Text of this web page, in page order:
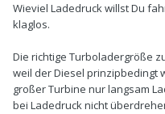
Wieviel Ladedruck willst Du
klaglos.
Die richtige Turboladergröße
weil der Diesel prinzipbedingt
großer Turbine nur langsam
bei Ladedruck nicht